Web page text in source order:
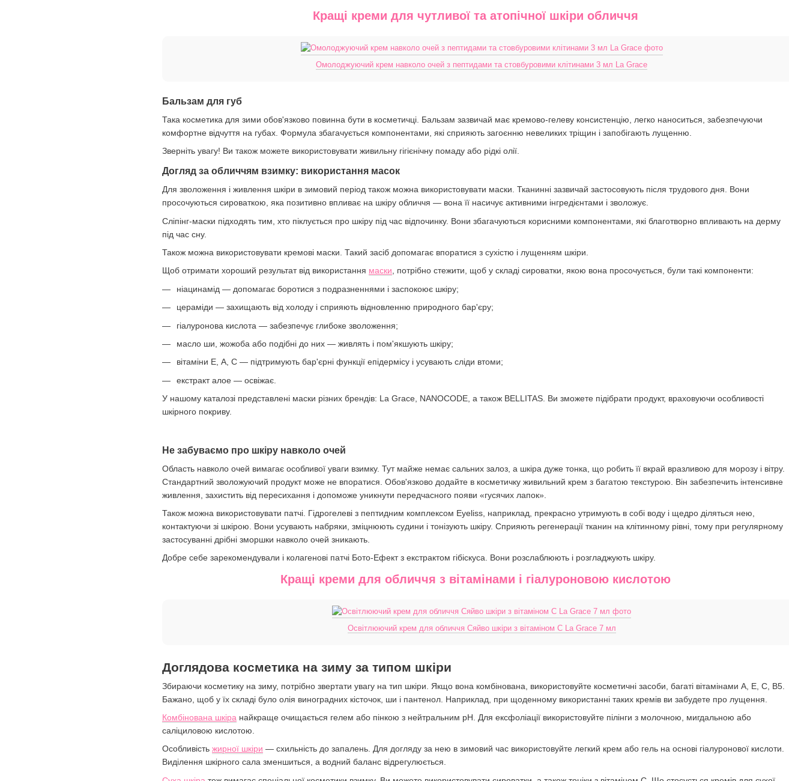
Кращі креми для чутливої та атопічної шкіри обличчя
Омолоджуючий крем навколо очей з пептидами та стовбуровими клітинами 3 мл La Grace
Бальзам для губ
Така косметика для зими обов'язково повинна бути в косметичці. Бальзам зазвичай має кремово-гелеву консистенцію, легко наноситься, забезпечуючи
комфортне відчуття на губах. Формула збагачується компонентами, які сприяють загоєнню невеликих тріщин і запобігають лущенню.
Зверніть увагу! Ви також можете використовувати живильну гігієнічну помаду або рідкі олії.
Догляд за обличчям взимку: використання масок
Для зволоження і живлення шкіри в зимовий період також можна використовувати маски. Тканинні зазвичай застосовують після трудового дня. Вони
просочуються сироваткою, яка позитивно впливає на шкіру обличчя — вона її насичує активними інгредієнтами і зволожує.
Сліпінг-маски підходять тим, хто піклується про шкіру під час відпочинку. Вони збагачуються корисними компонентами, які благотворно впливають на дерму
під час сну.
Також можна використовувати кремові маски. Такий засіб допомагає впоратися з сухістю і лущенням шкіри.
Щоб отримати хороший результат від використання маски, потрібно стежити, щоб у складі сироватки, якою вона просочується, були такі компоненти:
ніацинамід — допомагає боротися з подразненнями і заспокоює шкіру;
цераміди — захищають від холоду і сприяють відновленню природного бар'єру;
гіалуронова кислота — забезпечує глибоке зволоження;
масло ши, жожоба або подібні до них — живлять і пом'якшують шкіру;
вітаміни Е, А, С — підтримують бар'єрні функції епідермісу і усувають сліди втоми;
екстракт алое — освіжає.
У нашому каталозі представлені маски різних брендів: La Grace, NANOCODE, а також BELLITAS. Ви зможете підібрати продукт, враховуючи особливості
шкірного покриву.
Не забуваємо про шкіру навколо очей
Область навколо очей вимагає особливої уваги взимку. Тут майже немає сальних залоз, а шкіра дуже тонка, що робить її вкрай вразливою для морозу і вітру.
Стандартний зволожуючий продукт може не впоратися. Обов'язково додайте в косметичку живильний крем з багатою текстурою. Він забезпечить інтенсивне
живлення, захистить від пересихання і допоможе уникнути передчасного появи «гусячих лапок».
Також можна використовувати патчі. Гідрогелеві з пептидним комплексом Eyeliss, наприклад, прекрасно утримують в собі воду і щедро діляться нею,
контактуючи зі шкірою. Вони усувають набряки, зміцнюють судини і тонізують шкіру. Сприяють регенерації тканин на клітинному рівні, тому при регулярному
застосуванні дрібні зморшки навколо очей зникають.
Добре себе зарекомендували і колагенові патчі Бото-Ефект з екстрактом гібіскуса. Вони розслаблюють і розгладжують шкіру.
Кращі креми для обличчя з вітамінами і гіалуроновою кислотою
Освітлюючий крем для обличчя Сяйво шкіри з вітаміном С La Grace 7 мл
Доглядова косметика на зиму за типом шкіри
Збираючи косметику на зиму, потрібно звертати увагу на тип шкіри. Якщо вона комбінована, використовуйте косметичні засоби, багаті вітамінами А, Е, С, В5.
Бажано, щоб у їх складі було олія виноградних кісточок, ши і пантенол. Наприклад, при щоденному використанні таких кремів ви забудете про лущення.
Комбінована шкіра найкраще очищається гелем або пінкою з нейтральним рН. Для ексфоліації використовуйте пілінги з молочною, мигдальною або
саліциловою кислотою.
Особливість жирної шкіри — схильність до запалень. Для догляду за нею в зимовий час використовуйте легкий крем або гель на основі гіалуронової кислоти.
Виділення шкірного сала зменшиться, а водний баланс відрегулюється.